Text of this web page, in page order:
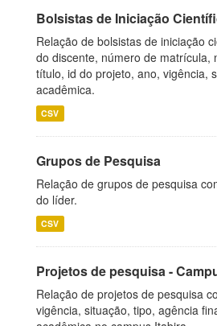
Bolsistas de Iniciação
Relação de bolsistas de iniciação
do discente, número de matrícula,
título, id do projeto, ano, vigência,
acadêmica.
CSV
Grupos de Pesquisa
Relação de grupos de pesquisa
do líder.
CSV
Projetos de pesquisa -
Relação de projetos de pesquisa
vigência, situação, tipo, agência